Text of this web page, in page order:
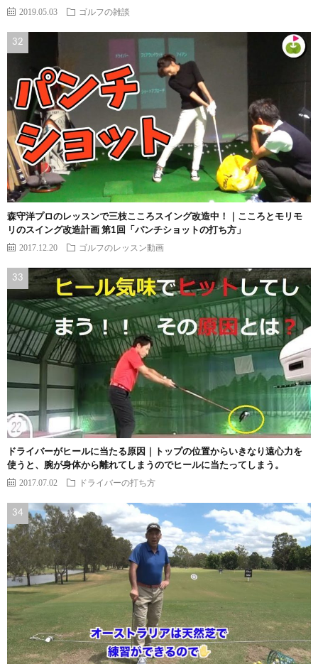
2019.05.03 ゴルフの雑談
森守洋プロのレッスンで三枝こころスイング改造中！｜こころとモリモ
リのスイング改造計画 第1回「パンチショットの打ち方」
2017.12.20 ゴルフのレッスン動画
ドライバーがヒールに当たる原因｜トップの位置からいきなり遠心力を
使うと、腕が身体から離れてしまうのでヒールに当たってしまう。
2017.07.02 ドライバーの打ち方